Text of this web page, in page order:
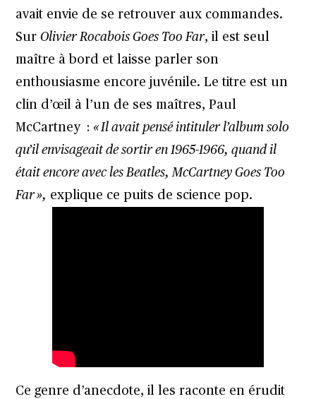
avait envie de se retrouver aux commandes.
SurOlivier Rocabois Goes Too Far, il est seul
maître à bord et laisse parler son
enthousiasme encore juvénile. Le titre est un
clin d’œil à l’un de ses maîtres, Paul
McCartney : « Il avait pensé intituler l’album solo
qu’il envisageait de sortir en 1965-1966, quand il
était encore avec les Beatles, McCartney Goes Too
Far », explique ce puits de science pop.
Ce genre d’anecdote, il les raconte en érudit